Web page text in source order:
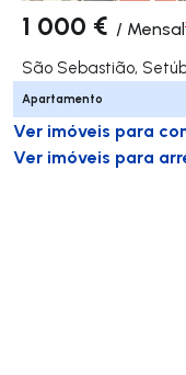
1 000 € / Mensal
São Sebastião,
Apartamento
Ver imóveis para
Ver imóveis para